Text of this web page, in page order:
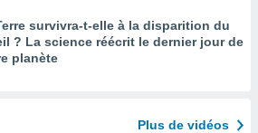
survivra-t-elle à la disparition du
? La science réécrit le dernier jour de
planète
Plus de vidéos